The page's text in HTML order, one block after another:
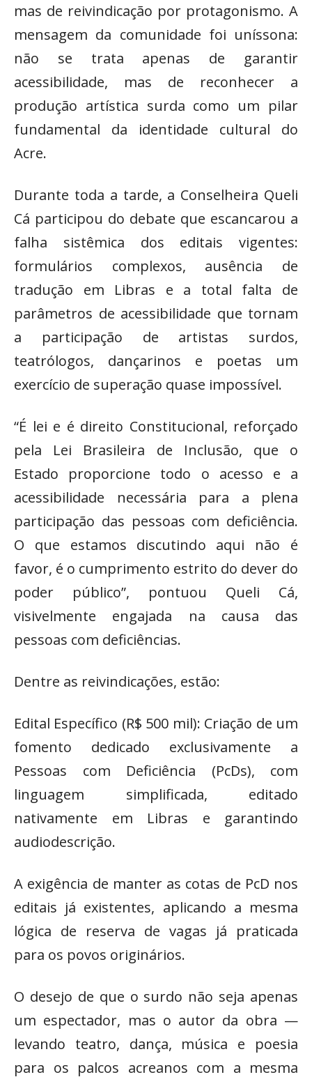
mas de reivindicação por protagonismo. A
mensagem da comunidade foi uníssona:
não se trata apenas de garantir
acessibilidade, mas de reconhecer a
produção artística surda como um pilar
fundamental da identidade cultural do
Acre.
Durante toda a tarde, a Conselheira Queli
Cá participou do debate que escancarou a
falha sistêmica dos editais vigentes:
formulários complexos, ausência de
tradução em Libras e a total falta de
parâmetros de acessibilidade que tornam
a participação de artistas surdos,
teatrólogos, dançarinos e poetas um
exercício de superação quase impossível.
“É lei e é direito Constitucional, reforçado
pela Lei Brasileira de Inclusão, que o
Estado proporcione todo o acesso e a
acessibilidade necessária para a plena
participação das pessoas com deficiência.
O que estamos discutindo aqui não é
favor, é o cumprimento estrito do dever do
poder público”, pontuou Queli Cá,
visivelmente engajada na causa das
pessoas com deficiências.
Dentre as reivindicações, estão:
Edital Específico (R$ 500 mil): Criação de um
fomento dedicado exclusivamente a
Pessoas com Deficiência (PcDs), com
linguagem simplificada, editado
nativamente em Libras e garantindo
audiodescrição.
A exigência de manter as cotas de PcD nos
editais já existentes, aplicando a mesma
lógica de reserva de vagas já praticada
para os povos originários.
O desejo de que o surdo não seja apenas
um espectador, mas o autor da obra —
levando teatro, dança, música e poesia
para os palcos acreanos com a mesma